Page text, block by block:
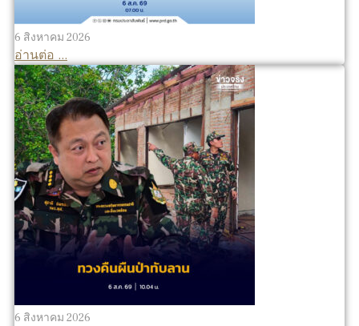
6 สิงหาคม 2026
อ่านต่อ ...
6 สิงหาคม 2026